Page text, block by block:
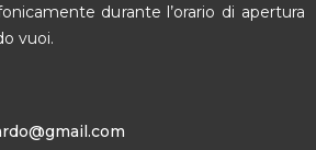
durante l’orario di apertura
vuoi.